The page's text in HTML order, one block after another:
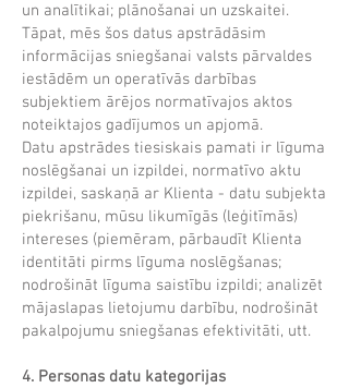
un analītikai; plānošanai un uzskaitei.
Tāpat, mēs šos datus apstrādāsim
informācijas sniegšanai valsts pārvaldes
iestādēm un operatīvās darbības
subjektiem ārējos normatīvajos aktos
noteiktajos gadījumos un apjomā.
Datu apstrādes tiesiskais pamati ir līguma
noslēgšanai un izpildei, normatīvo aktu
izpildei, saskaņā ar Klienta - datu subjekta
piekrišanu, mūsu likumīgās (leģitīmās)
intereses (piemēram, pārbaudīt Klienta
identitāti pirms līguma noslēgšanas;
nodrošināt līguma saistību izpildi; analizēt
mājaslapas lietojumu darbību, nodrošināt
pakalpojumu sniegšanas efektivitāti, utt.
4. Personas datu kategorijas